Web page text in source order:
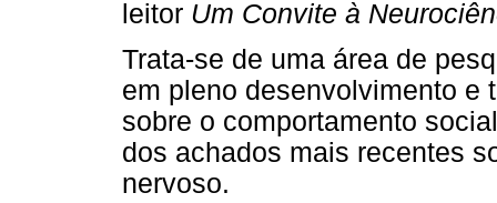
leitor Um Convite à
Trata-se de uma área de
em pleno desenvolvimento e
sobre o comportamento
dos achados mais recentes
nervoso.